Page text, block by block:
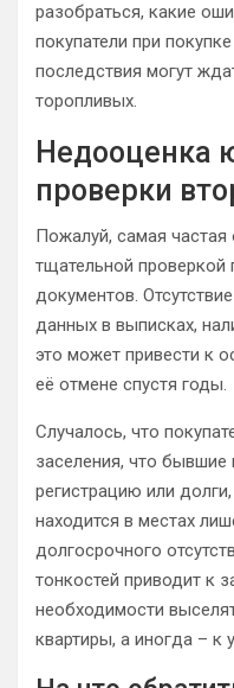
разобраться, какие
покупатели при
последствия могут
торопливых.
Недооценка
проверки
Пожалуй, самая
тщательной
документов.
данных в выписках,
это может привести к
её отмене спустя годы.
Случалось, что
заселения, что
регистрацию или
находится в местах
долгосрочного
тонкостей приводит к
необходимости
квартиры, а иногда – к